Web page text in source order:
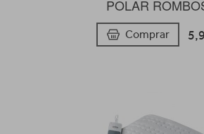
POLAR
Comprar